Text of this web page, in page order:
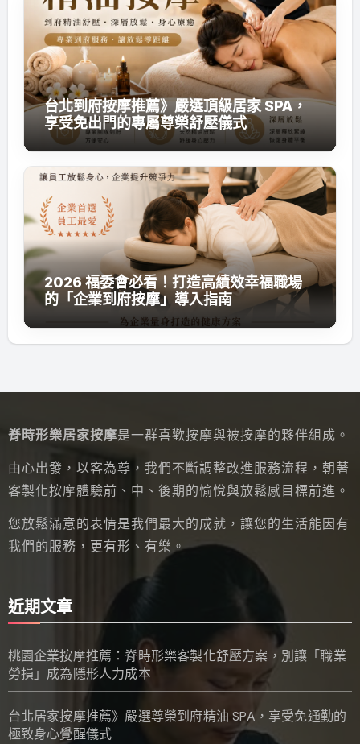
台北到府按摩推薦》嚴選頂級居家 SPA，
享受免出門的專屬尊榮舒壓儀式
2026 福委會必看！打造高績效幸福職場
的「企業到府按摩」導入指南
脊時形樂居家按摩是一群喜歡按摩與被按摩的夥伴組成。
由心出發，以客為尊，我們不斷調整改進服務流程，朝著
客製化按摩體驗前、中、後期的愉悅與放鬆感目標前進。
您放鬆滿意的表情是我們最大的成就，讓您的生活能因有
我們的服務，更有形、有樂。
近期文章
桃園企業按摩推薦：脊時形樂客製化舒壓方案，別讓「職業
勞損」成為隱形人力成本
台北居家按摩推薦》嚴選尊榮到府精油 SPA，享受免通勤的
極致身心覺醒儀式